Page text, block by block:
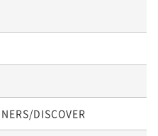
DISCOVER